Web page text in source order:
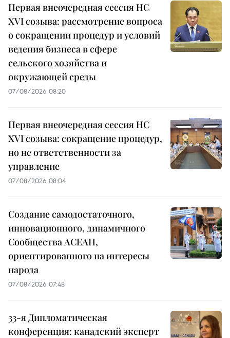
Первая внеочередная сессия НС
XVI созыва: рассмотрение вопроса
о сокращении процедур и условий
ведения бизнеса в сфере
сельского хозяйства и
окружающей среды
07/08/2026 08:20
Первая внеочередная сессия НС
XVI созыва: сокращение процедур,
но не ответственности за
управление
07/08/2026 08:04
Создание самодостаточного,
инновационного, динамичного
Сообщества АСЕАН,
ориентированного на интересы
народа
07/08/2026 07:48
33-я Дипломатическая
конференция: канадский эксперт